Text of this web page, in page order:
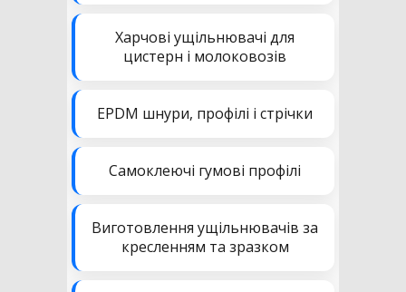
Харчові ущільнювачі для
цистерн і молоковозів
EPDM шнури, профілі і стрічки
Самоклеючі гумові профілі
Виготовлення ущільнювачів за
кресленням та зразком